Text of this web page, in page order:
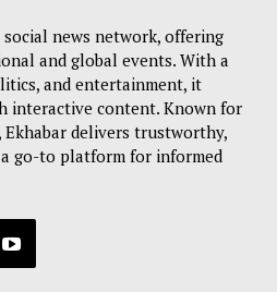
social news network, offering
and global events. With a
and entertainment, it
interactive content. Known for
delivers trustworthy,
go-to platform for informed